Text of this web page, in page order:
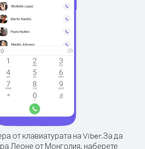
от клавиатурата на Viber.За да
Леоне от Монголия, наберете